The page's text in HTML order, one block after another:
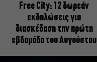
Free City: 12 δωρεάν
εκδηλώσεις για
διασκέδαση την πρώτη
εβδομάδα του Αυγούστου